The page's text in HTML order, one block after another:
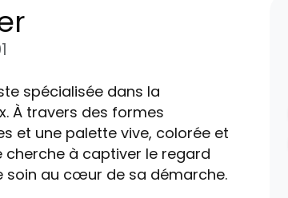
spécialisée dans la
À travers des formes
et une palette vive, colorée et
cherche à captiver le regard
soin au cœur de sa démarche.